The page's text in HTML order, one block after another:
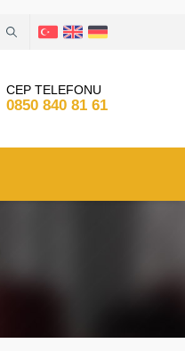
CEP TELEFONU
0850 840 81 61